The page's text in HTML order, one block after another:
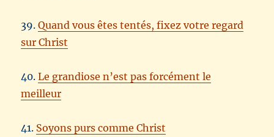
39.Quand vous êtes tentés, fixez votre regard
sur Christ
40.Le grandiose n’est pas forcément le
meilleur
41. Soyons purs comme Christ